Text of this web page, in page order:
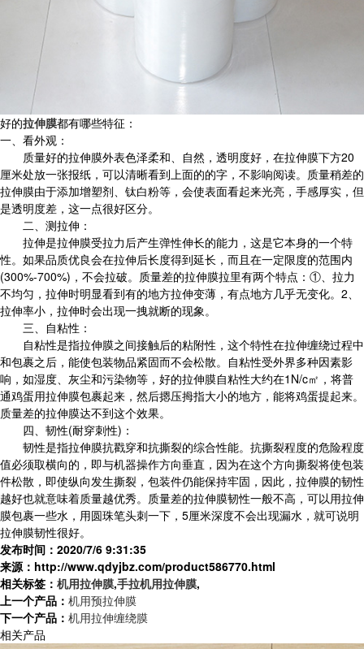
好的拉伸膜都有哪些特征：
一、看外观：
质量好的拉伸膜外表色泽柔和、自然，透明度好，在拉伸膜下方20
厘米处放一张报纸，可以清晰看到上面的的字，不影响阅读。质量稍差的
拉伸膜由于添加增塑剂、钛白粉等，会使表面看起来光亮，手感厚实，但
是透明度差，这一点很好区分。
二、测拉伸：
拉伸是拉伸膜受拉力后产生弹性伸长的能力，这是它本身的一个特
性。如果品质优良会在拉伸后长度得到延长，而且在一定限度的范围内
(300%-700%)，不会拉破。质量差的拉伸膜拉里有两个特点：①、拉力
不均匀，拉伸时明显看到有的地方拉伸变薄，有点地方几乎无变化。2、
拉伸率小，拉伸时会出现一拽就断的现象。
三、自粘性：
自粘性是指拉伸膜之间接触后的粘附性，这个特性在拉伸缠绕过程中
和包裹之后，能使包装物品紧固而不会松散。自粘性受外界多种因素影
响，如湿度、灰尘和污染物等，好的拉伸膜自粘性大约在1N/c㎡，将普
通鸡蛋用拉伸膜包裹起来，然后摁压拇指大小的地方，能将鸡蛋提起来。
质量差的拉伸膜达不到这个效果。
四、韧性(耐穿刺性)：
韧性是指拉伸膜抗戳穿和抗撕裂的综合性能。抗撕裂程度的危险程度
值必须取横向的，即与机器操作方向垂直，因为在这个方向撕裂将使包装
件松散，即使纵向发生撕裂，包装件仍能保持牢固，因此，拉伸膜的韧性
越好也就意味着质量越优秀。质量差的拉伸膜韧性一般不高，可以用拉伸
膜包裹一些水，用圆珠笔头刺一下，5厘米深度不会出现漏水，就可说明
拉伸膜韧性很好。
发布时间：2020/7/6 9:31:35
来源：http://www.qdyjbz.com/product586770.html
相关标签： 机用拉伸膜,手拉机用拉伸膜,
上一个产品： 机用预拉伸膜
下一个产品： 机用拉伸缠绕膜
相关产品